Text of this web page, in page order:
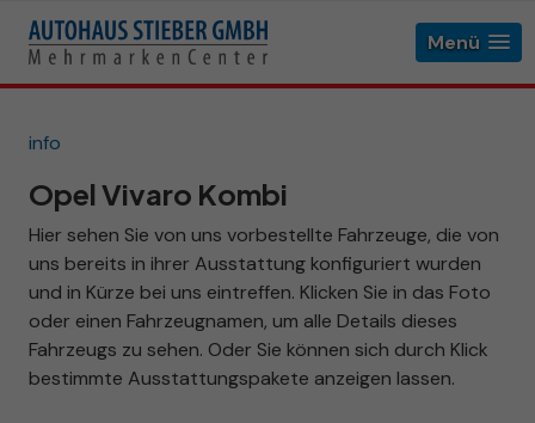
Menü
info
Opel Vivaro Kombi
Hier sehen Sie von uns vorbestellte Fahrzeuge, die von
uns bereits in ihrer Ausstattung konfiguriert wurden
und in Kürze bei uns eintreffen. Klicken Sie in das Foto
oder einen Fahrzeugnamen, um alle Details dieses
Fahrzeugs zu sehen. Oder Sie können sich durch Klick
bestimmte Ausstattungspakete anzeigen lassen.